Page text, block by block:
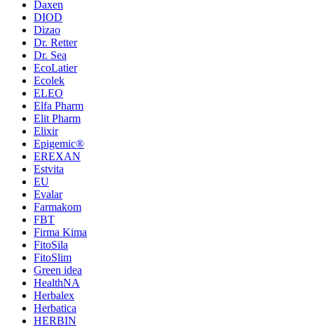
Daxen
DIOD
Dizao
Dr. Retter
Dr. Sea
EcoLatier
Ecolek
ELEO
Elfa Pharm
Elit Pharm
Elixir
Epigemic®
EREXAN
Estvita
EU
Evalar
Farmakom
FBT
Firma Kima
FitoSila
FitoSlim
Green idea
HealthNA
Herbalex
Herbatica
HERBIN